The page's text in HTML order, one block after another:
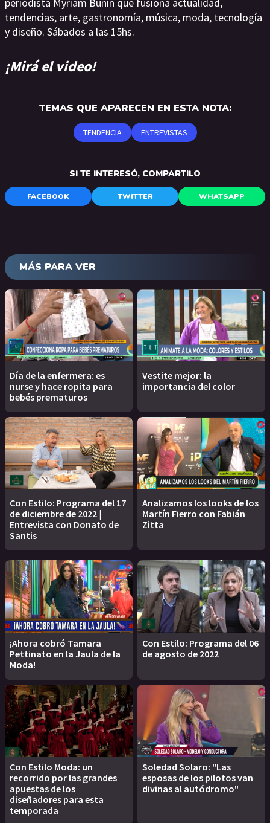
tendencias, arte, gastronomía, música, moda, tecnología
y diseño. Sábados a las 15hs.
¡Mirá el video!
TEMAS QUE APARECEN EN ESTA NOTA:
TENDENCIA ENTREVISTAS
SI TE INTERESÓ, COMPARTILO
FACEBOOK TWITTER WHATSAPP
MÁS PARA VER
Día de la enfermera: es
nurse y hace ropita para
bebés prematuros
Vestite mejor: la
importancia del color
Con Estilo: Programa del 17
de diciembre de 2022 |
Entrevista con Donato de
Santis
Analizamos los looks de los
Martín Fierro con Fabián
Zitta
¡Ahora cobró Tamara
Pettinato en la Jaula de la
Moda!
Con Estilo: Programa del 06
de agosto de 2022
Con Estilo Moda: un
recorrido por las grandes
apuestas de los
diseñadores para esta
temporada
Soledad Solaro: "Las
esposas de los pilotos van
divinas al autódromo"